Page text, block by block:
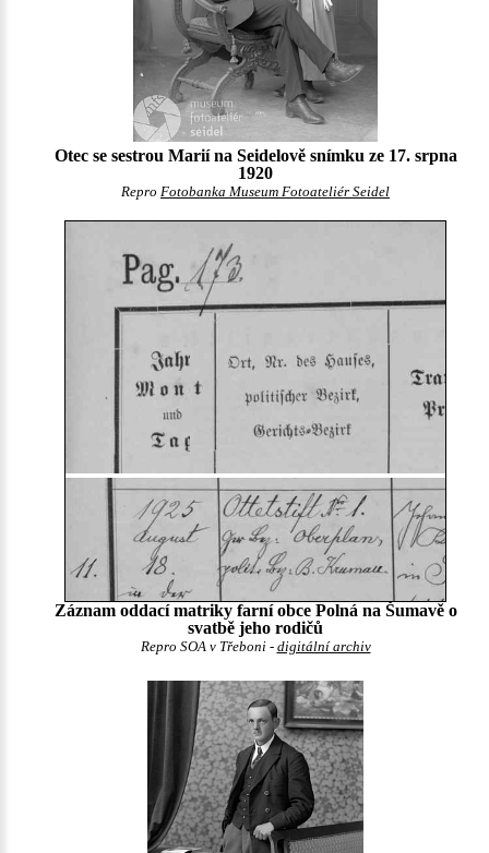
Otec se sestrou Marií na Seidelově snímku ze 17. srpna
1920
Repro Fotobanka Museum Fotoateliér Seidel
Záznam oddací matriky farní obce Polná na Šumavě o
svatbě jeho rodičů
Repro SOA v Třeboni - digitální archiv